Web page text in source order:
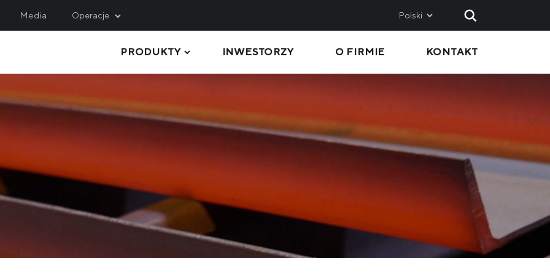
Media Operacje
Iron Ore
ENGINEERING
Metinvest-KMRP
Metinvest Business Service
Метінвест Січсталь
Polski
PRODUKTY
BLACHY GRUBE
BLACHY STALOWE
PRODUKTY DŁUGIE
SUROWCE I PÓŁWYROBY
INWESTORZY O FIRMIE KONTAKT